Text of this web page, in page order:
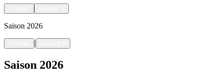
Saison 2026
|
Saison 2026